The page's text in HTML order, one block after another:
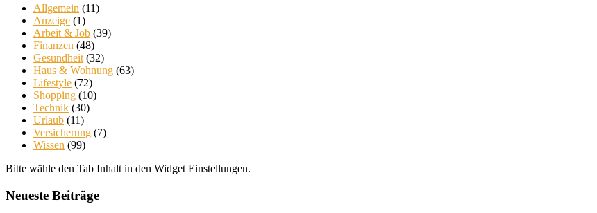
Allgemein (11)
Anzeige (1)
Arbeit & Job (39)
Finanzen (48)
Gesundheit (32)
Haus & Wohnung (63)
Lifestyle (72)
Shopping (10)
Technik (30)
Urlaub (11)
Versicherung (7)
Wissen (99)
Bitte wähle den Tab Inhalt in den Widget Einstellungen.
Neueste Beiträge